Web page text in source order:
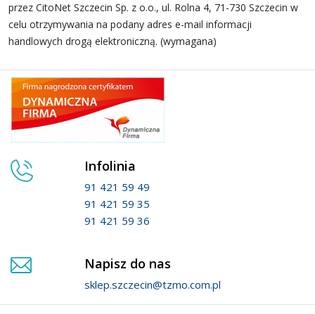
przez CitoNet Szczecin Sp. z o.o., ul. Rolna 4, 71-730 Szczecin w
celu otrzymywania na podany adres e-mail informacji
handlowych drogą elektroniczną. (wymagana)
Infolinia
91 421 59 49
91 421 59 35
91 421 59 36
Napisz do nas
sklep.szczecin@tzmo.com.pl